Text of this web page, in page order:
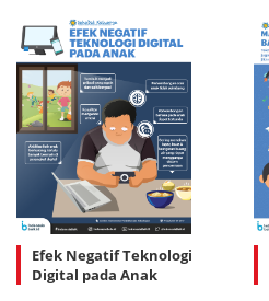
Efek Negatif Teknologi
Digital pada Anak